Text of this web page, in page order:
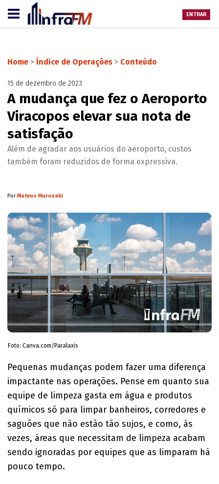
ENTRAR
Home > Índice de Operações > Conteúdo
15 de dezembro de 2023
A mudança que fez o Aeroporto
Viracopos elevar sua nota de
satisfação
Além de agradar aos usuários do aeroporto, custos
também foram reduzidos de forma expressiva.
Por Mateus Murozaki
Foto: Canva.com/Paralaxis
Pequenas mudanças podem fazer uma diferença
impactante nas operações. Pense em quanto sua
equipe de limpeza gasta em água e produtos
químicos só para limpar banheiros, corredores e
saguões que não estão tão sujos, e como, às
vezes, áreas que necessitam de limpeza acabam
sendo ignoradas por equipes que as limparam há
pouco tempo.